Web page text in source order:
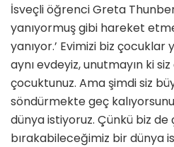
İsveçli öğrenci Greta
yanıyormuş gibi hareket
yanıyor.’ Evimizi biz
aynı evdeyiz, unutmayın ki
çocuktunuz. Ama şimdi siz
söndürmekte geç
dünya istiyoruz. Çünkü biz de
bırakabileceğimiz bir dünya